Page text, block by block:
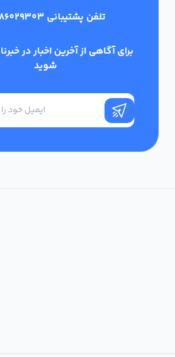
تلفن پشتیبانی
برای آگاهی از آخرین اخبار در
شوید